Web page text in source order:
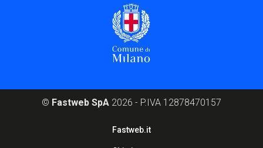
© Fastweb SpA 2026 - P.IVA 12878470157
Fastweb.it